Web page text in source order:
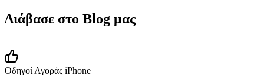
Διάβασε στο Blog μας
Οδηγοί Αγοράς iPhone